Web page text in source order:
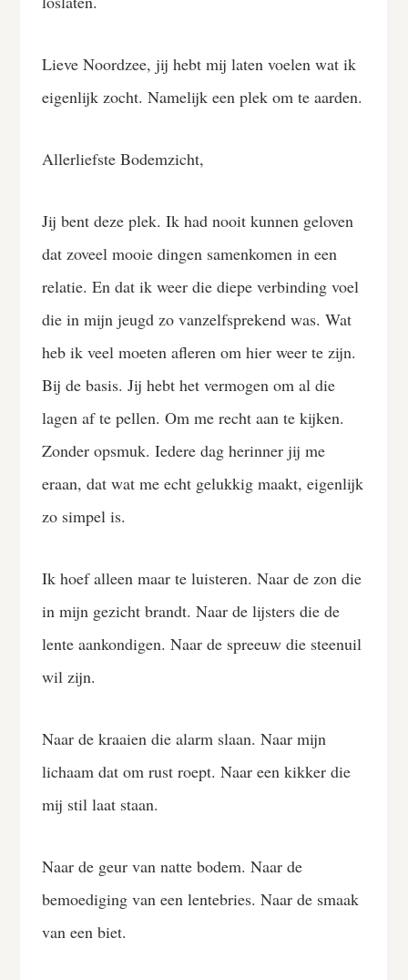
Lieve Noordzee, jij hebt mij laten voelen wat ik
eigenlijk zocht. Namelijk een plek om te aarden.
Allerliefste Bodemzicht,
Jij bent deze plek. Ik had nooit kunnen geloven
dat zoveel mooie dingen samenkomen in een
relatie. En dat ik weer die diepe verbinding voel
die in mijn jeugd zo vanzelfsprekend was. Wat
heb ik veel moeten afleren om hier weer te zijn.
Bij de basis. Jij hebt het vermogen om al die
lagen af te pellen. Om me recht aan te kijken.
Zonder opsmuk. Iedere dag herinner jij me
eraan, dat wat me echt gelukkig maakt, eigenlijk
zo simpel is.
Ik hoef alleen maar te luisteren. Naar de zon die
in mijn gezicht brandt. Naar de lijsters die de
lente aankondigen. Naar de spreeuw die steenuil
wil zijn.
Naar de kraaien die alarm slaan. Naar mijn
lichaam dat om rust roept. Naar een kikker die
mij stil laat staan.
Naar de geur van natte bodem. Naar de
bemoediging van een lentebries. Naar de smaak
van een biet.